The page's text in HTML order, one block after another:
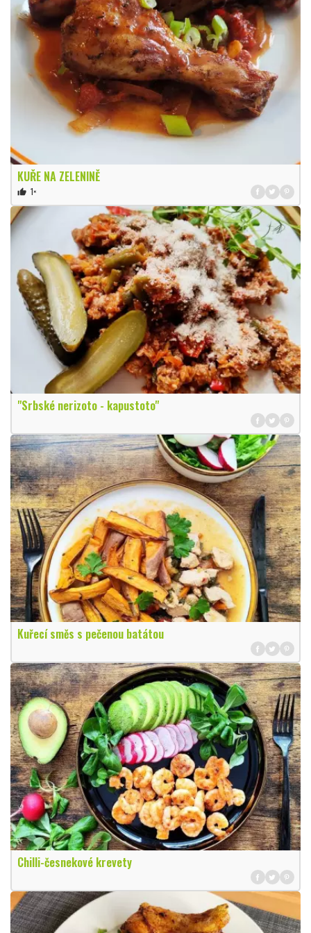
KUŘE NA ZELENINĚ
thumb_up 1×
"Srbské nerizoto - kapustoto"
Kuřecí směs s pečenou batátou
Chilli-česnekové krevety